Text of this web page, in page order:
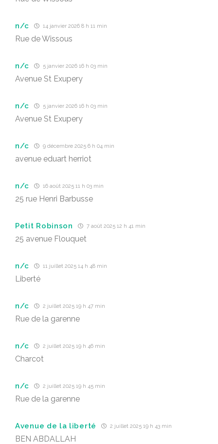
n/c 14 janvier 2026 8 h 11 min
Rue de Wissous
n/c 5 janvier 2026 16 h 03 min
Avenue St Exupery
n/c 5 janvier 2026 16 h 03 min
Avenue St Exupery
n/c 9 décembre 2025 6 h 04 min
avenue eduart herriot
n/c 16 août 2025 11 h 03 min
25 rue Henri Barbusse
Petit Robinson 7 août 2025 12 h 41 min
25 avenue Flouquet
n/c 11 juillet 2025 14 h 48 min
Liberté
n/c 2 juillet 2025 19 h 47 min
Rue de la garenne
n/c 2 juillet 2025 19 h 46 min
Charcot
n/c 2 juillet 2025 19 h 45 min
Rue de la garenne
Avenue de la liberté 2 juillet 2025 19 h 43 min
BEN ABDALLAH